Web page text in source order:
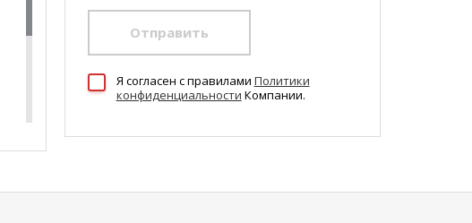
Отправить
Я согласен c правилами Политики
конфиденциальности Компании.